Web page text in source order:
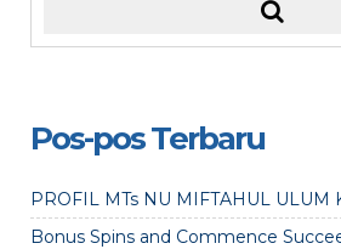
Pos-pos Terbaru
PROFIL MTs NU MIFTAHUL ULUM
Bonus Spins and Commence